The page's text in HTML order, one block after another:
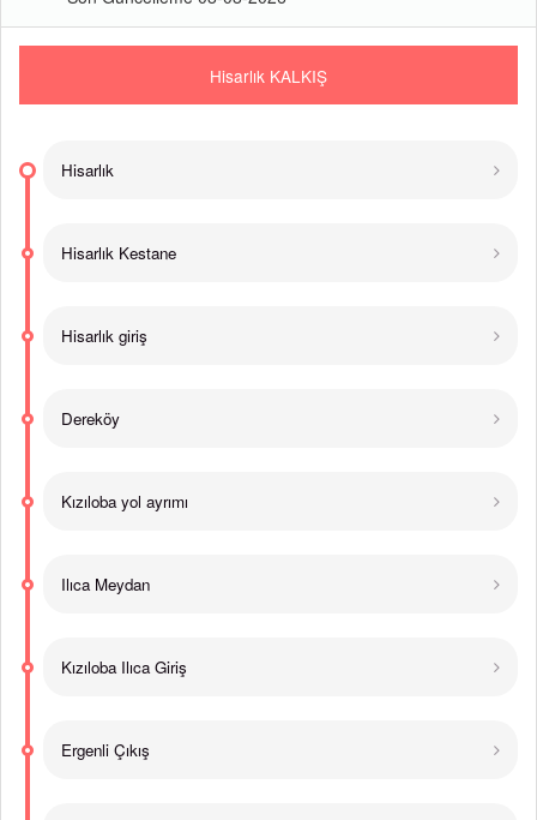
Hisarlık KALKIŞ
Hisarlık
Hisarlık Kestane
Hisarlık giriş
Dereköy
Kızıloba yol ayrımı
Ilıca Meydan
Kızıloba Ilıca Giriş
Ergenli Çıkış